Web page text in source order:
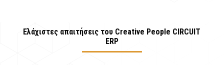
Ελάχιστες απαιτήσεις του Creative People CIRCUIT
ERP